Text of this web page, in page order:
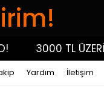
3000 TL ÜZERİ
Yardım İletişim